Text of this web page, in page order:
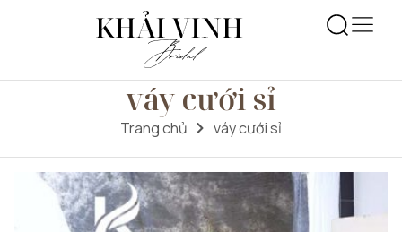
váy cưới sỉ
Trang chủ váy cưới sỉ